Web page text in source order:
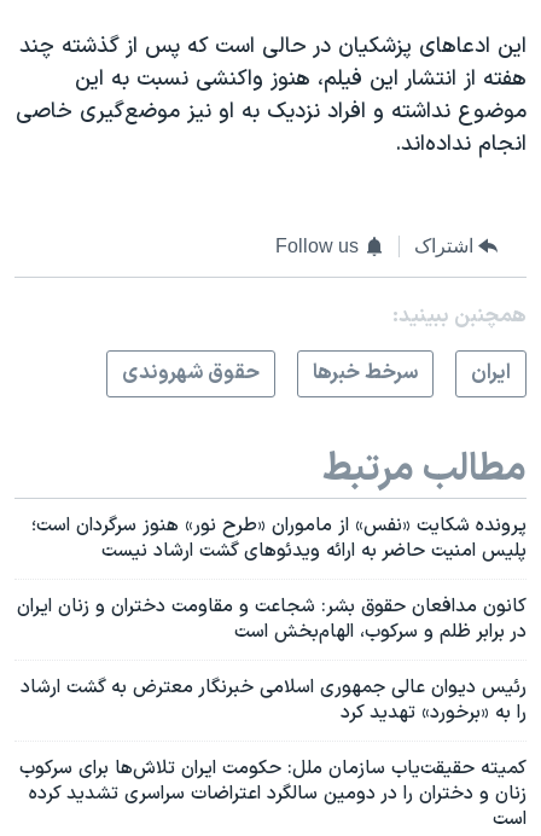
این ادعاهای پزشکیان در حالی است که پس از گذشته چند
هفته از انتشار این فیلم، هنوز واکنشی نسبت به این
موضوع نداشته و افراد نزدیک به او نیز موضع‌گیری خاصی
انجام نداده‌اند.
اشتراک Follow us
همچنبن ببینید:
ايران
سرخط خبرها حقوق شهروندی
مطالب مرتبط
پرونده شکایت «نفس» از ماموران «طرح نور» هنوز سرگردان است؛
پلیس امنیت حاضر به ارائه ویدئوهای گشت ارشاد نیست
کانون مدافعان حقوق بشر: شجاعت و مقاومت دختران و زنان ایران
در برابر ظلم و‌ سرکوب، الهام‌بخش است
رئیس دیوان عالی جمهوری اسلامی خبرنگار معترض به گشت ارشاد
را به «برخورد» تهدید کرد
کمیته حقیقت‌یاب سازمان ملل: حکومت ایران تلاش‌ها برای سرکوب
زنان و دختران را در دومین سالگرد اعتراضات سراسری تشدید کرده
است